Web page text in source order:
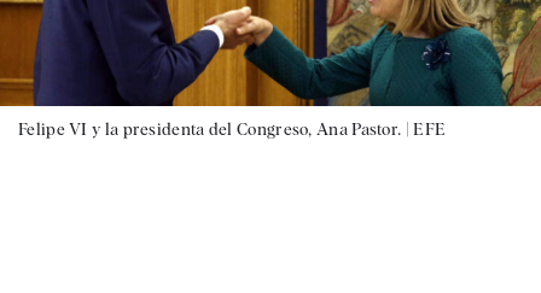
Felipe VI y la presidenta del Congreso, Ana Pastor. |EFE